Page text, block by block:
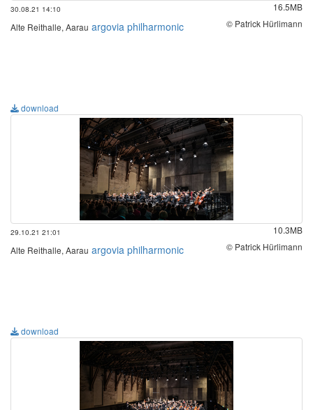
30.08.21 14:10
16.5MB
© Patrick Hürlimann
Alte Reithalle, Aarau argovia philharmonic
download
29.10.21 21:01
10.3MB
© Patrick Hürlimann
Alte Reithalle, Aarau argovia philharmonic
download